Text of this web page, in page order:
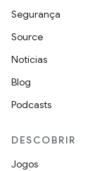
Segurança
Source
Notícias
Blog
Podcasts
DESCOBRIR
Jogos